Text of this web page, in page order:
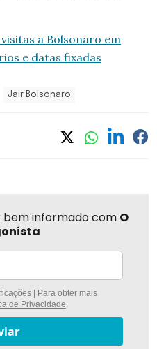
a Bolsonaro em
e datas fixadas
Jair Bolsonaro
bem informado com O
| Para obter mais
de Privacidade.